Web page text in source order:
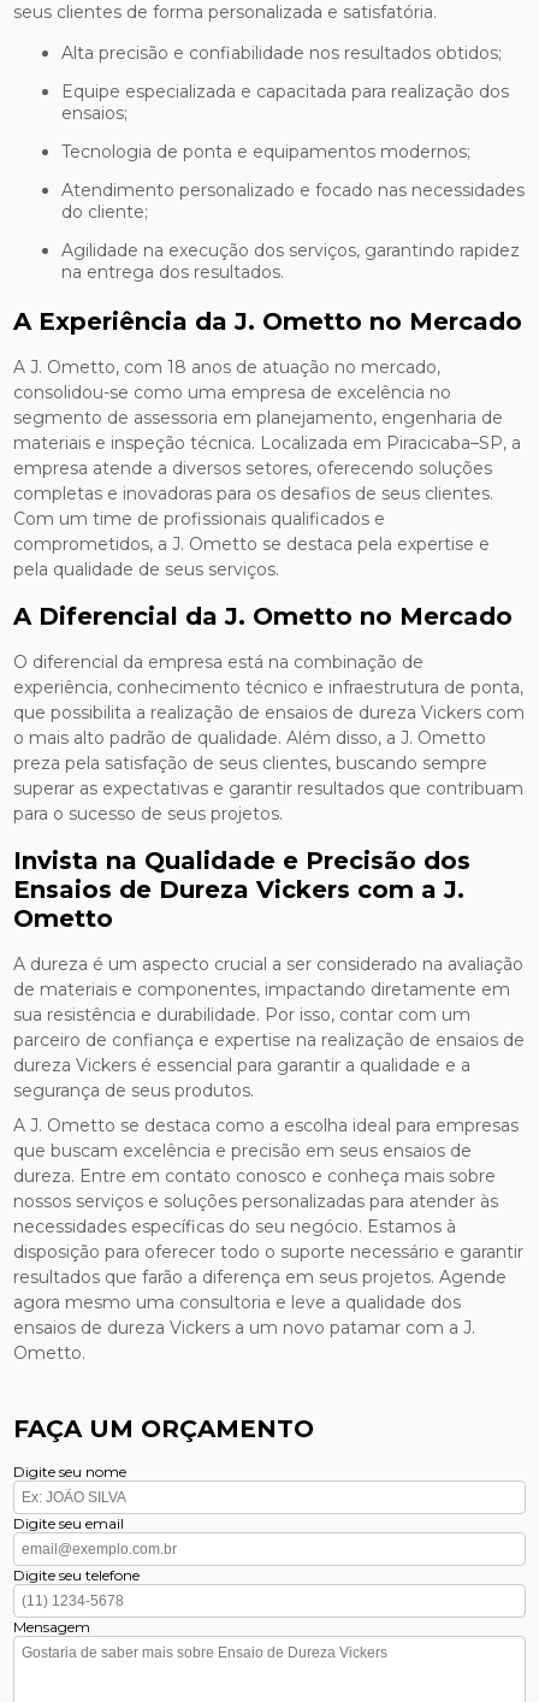
seus clientes de forma personalizada e satisfatória.
Alta precisão e confiabilidade nos resultados obtidos;
Equipe especializada e capacitada para realização dos
ensaios;
Tecnologia de ponta e equipamentos modernos;
Atendimento personalizado e focado nas necessidades
do cliente;
Agilidade na execução dos serviços, garantindo rapidez
na entrega dos resultados.
A Experiência da J. Ometto no Mercado
A J. Ometto, com 18 anos de atuação no mercado,
consolidou-se como uma empresa de excelência no
segmento de assessoria em planejamento, engenharia de
materiais e inspeção técnica. Localizada em Piracicaba–SP, a
empresa atende a diversos setores, oferecendo soluções
completas e inovadoras para os desafios de seus clientes.
Com um time de profissionais qualificados e
comprometidos, a J. Ometto se destaca pela expertise e
pela qualidade de seus serviços.
A Diferencial da J. Ometto no Mercado
O diferencial da empresa está na combinação de
experiência, conhecimento técnico e infraestrutura de ponta,
que possibilita a realização de ensaios de dureza Vickers com
o mais alto padrão de qualidade. Além disso, a J. Ometto
preza pela satisfação de seus clientes, buscando sempre
superar as expectativas e garantir resultados que contribuam
para o sucesso de seus projetos.
Invista na Qualidade e Precisão dos
Ensaios de Dureza Vickers com a J.
Ometto
A dureza é um aspecto crucial a ser considerado na avaliação
de materiais e componentes, impactando diretamente em
sua resistência e durabilidade. Por isso, contar com um
parceiro de confiança e expertise na realização de ensaios de
dureza Vickers é essencial para garantir a qualidade e a
segurança de seus produtos.
A J. Ometto se destaca como a escolha ideal para empresas
que buscam excelência e precisão em seus ensaios de
dureza. Entre em contato conosco e conheça mais sobre
nossos serviços e soluções personalizadas para atender às
necessidades específicas do seu negócio. Estamos à
disposição para oferecer todo o suporte necessário e garantir
resultados que farão a diferença em seus projetos. Agende
agora mesmo uma consultoria e leve a qualidade dos
ensaios de dureza Vickers a um novo patamar com a J.
Ometto.
FAÇA UM ORÇAMENTO
Digite seu nome
Digite seu email
Digite seu telefone
Mensagem